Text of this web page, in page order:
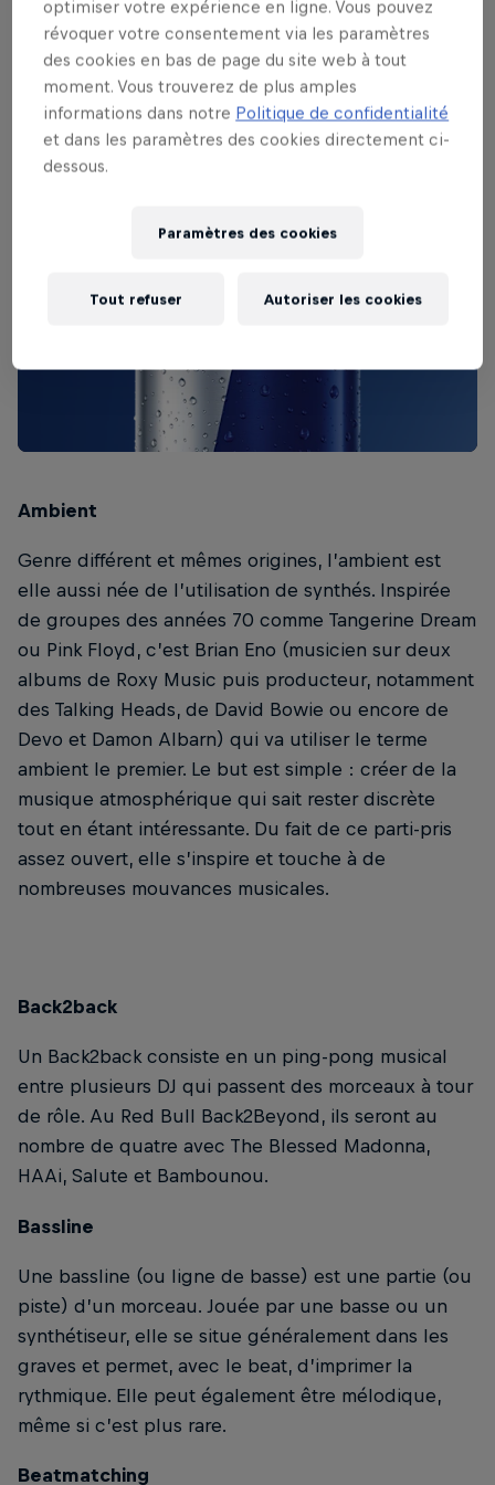
Ambient
Genre différent et mêmes origines, l’ambient est
elle aussi née de l’utilisation de synthés. Inspirée
de groupes des années 70 comme Tangerine Dream
ou Pink Floyd, c’est Brian Eno (musicien sur deux
albums de Roxy Music puis producteur, notamment
des Talking Heads, de David Bowie ou encore de
Devo et Damon Albarn) qui va utiliser le terme
ambient le premier. Le but est simple : créer de la
musique atmosphérique qui sait rester discrète
tout en étant intéressante. Du fait de ce parti-pris
assez ouvert, elle s’inspire et touche à de
nombreuses mouvances musicales.
Back2back
Un Back2back consiste en un ping-pong musical
entre plusieurs DJ qui passent des morceaux à tour
de rôle. Au Red Bull Back2Beyond, ils seront au
nombre de quatre avec The Blessed Madonna,
HAAi, Salute et Bambounou.
Bassline
Une bassline (ou ligne de basse) est une partie (ou
piste) d’un morceau. Jouée par une basse ou un
synthétiseur, elle se situe généralement dans les
graves et permet, avec le beat, d’imprimer la
rythmique. Elle peut également être mélodique,
même si c’est plus rare.
Beatmatching
optimiser votre expérience en ligne. Vous pouvez
révoquer votre consentement via les paramètres
des cookies en bas de page du site web à tout
moment. Vous trouverez de plus amples
informations dans notre Politique de confidentialité
et dans les paramètres des cookies directement ci-
dessous.
Paramètres des cookies
Tout refuser Autoriser les cookies